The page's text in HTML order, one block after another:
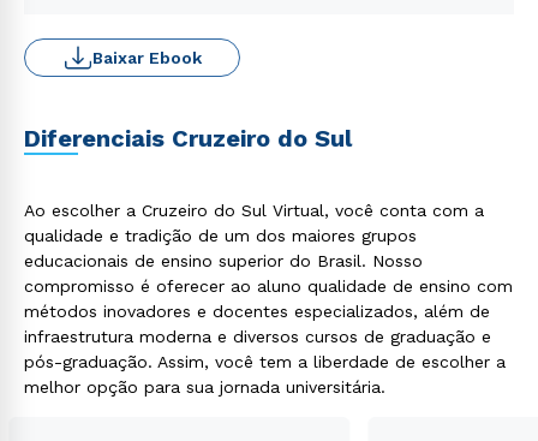
Baixar Ebook
Diferenciais Cruzeiro do Sul
Ao escolher a Cruzeiro do Sul Virtual, você conta com a
qualidade e tradição de um dos maiores grupos
educacionais de ensino superior do Brasil. Nosso
compromisso é oferecer ao aluno qualidade de ensino com
métodos inovadores e docentes especializados, além de
infraestrutura moderna e diversos cursos de graduação e
pós-graduação. Assim, você tem a liberdade de escolher a
melhor opção para sua jornada universitária.